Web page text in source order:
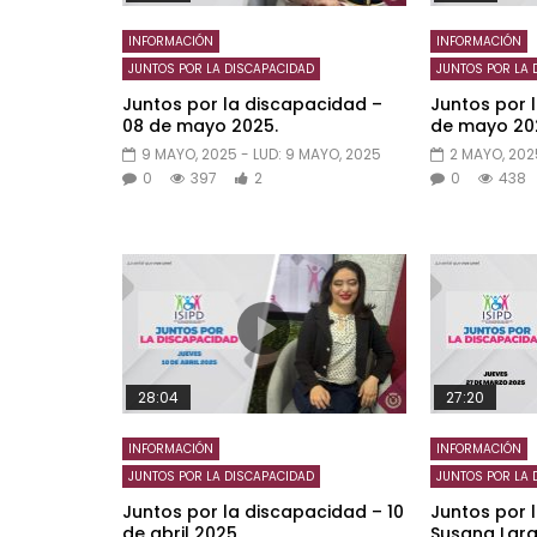
INFORMACIÓN
JUNTOS POR LA DISCAPACIDAD
Juntos por la discapacidad –
08 de mayo 2025.
9 MAYO, 2025 - LUD: 9 MAYO, 2025
0
397 2
INFORMACIÓN
JUNTOS POR LA
Juntos por
de mayo
2 MAYO,
0
438
28:04
INFORMACIÓN
JUNTOS POR LA DISCAPACIDAD
Juntos por la discapacidad – 10
27:20
INFORMACIÓN
JUNTOS POR LA
Juntos por